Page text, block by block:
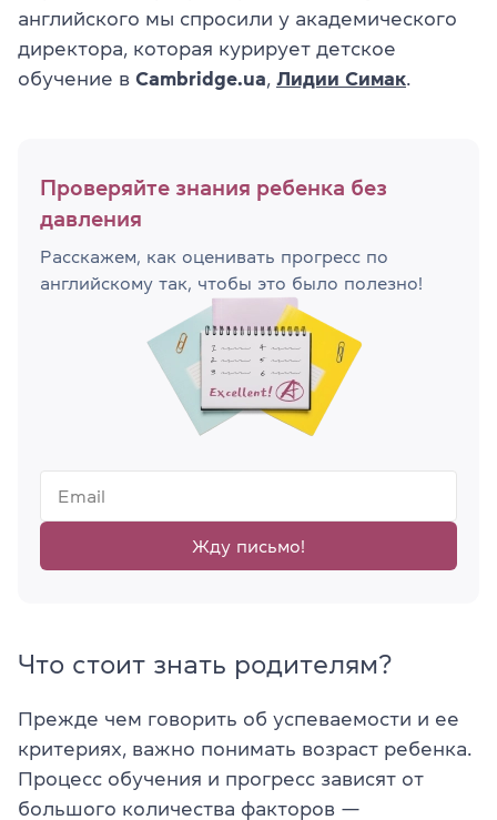
английского мы спросили у академического
директора, которая курирует детское
обучение в Cambridge.ua Лидии Симак
Проверяйте знания ребенка без
давления
Расскажем, как оценивать прогресс по
английскому так, чтобы это было полезно!
Жду письмо!
Что стоит знать родителям?
Прежде чем говорить об успеваемости и ее
критериях, важно понимать возраст ребенка.
Процесс обучения и прогресс зависят от
большого количества факторов —